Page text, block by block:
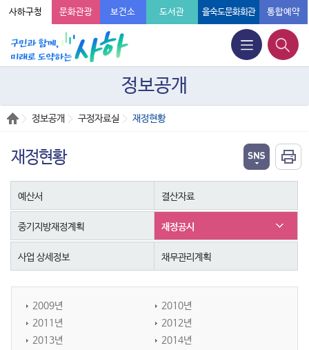
사하구청 문화관광 보건소 도서관 을숙도문화회관 통합예약
정보공개
정보공개 구정자료실 재정현황
재정현황
예산서 결산자료
중기지방재정계획 재정공시
사업 상세정보 채무관리계획
2009년
2010년
2011년
2012년
2013년
2014년